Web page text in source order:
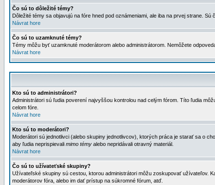
Čo sú to dôležité témy?
Dôležité témy sa objavujú na fóre hned pod oznámeniami, ale iba na prvej strane.
Návrat hore
Čo sú to uzamknuté témy?
Témy môžu byť uzamknuté moderátorom alebo administrátorom. Nemôžete
Návrat hore
Kto sú to administrátori?
Administrátori sú ľudia poverení najvyššou kontrolou nad celým fórom. Títo ľudia
celom fóre.
Návrat hore
Kto sú to moderátori?
Moderátori sú jednotlivci (alebo skupiny jednotlivcov), ktorých práca je starať sa o
aby ľudia neprispievali mimo témy alebo nepridávali otravný materiál.
Návrat hore
Čo sú to užívateťské skupiny?
Užívateľské skupiny sú cestou, ktorou administrátori môžu zoskupovať užívateľov.
moderátorov fóra, alebo im dať prístup na súkromné fórum, atď.